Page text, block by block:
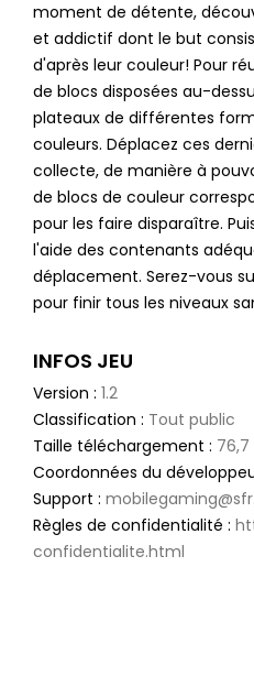
moment de détente,
et addictif dont le but
d'après leur couleur! Pour
de blocs disposées au-
plateaux de différentes
couleurs. Déplacez ces
collecte, de manière à
de blocs de couleur
pour les faire disparaître.
l'aide des contenants
déplacement. Serez-vous
pour finir tous les niveaux
INFOS JEU
Version : 1.2
Classification : Tout public
Taille téléchargement : 76,7
Coordonnées du
Support :
Règles de confidentialité :
confidentialite.html